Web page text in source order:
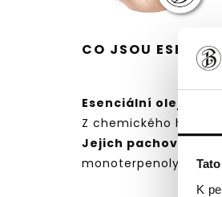
K
CO JSOU
Esenciální oleje
Z chemického
Jejich pachové
monoterpenoly,